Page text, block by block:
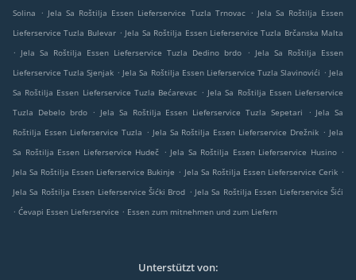
Solina
. Jela Sa Roštilja Essen Lieferservice Tuzla Trnovac . Jela Sa Roštilja Essen
Lieferservice Tuzla Bulevar . Jela Sa Roštilja Essen Lieferservice Tuzla Brčanska Malta
. Jela Sa Roštilja Essen Lieferservice Tuzla Dedino brdo . Jela Sa Roštilja Essen
Lieferservice Tuzla Sjenjak . Jela Sa Roštilja Essen Lieferservice Tuzla Slavinovići . Jela
Sa Roštilja Essen Lieferservice Tuzla Bećarevac . Jela Sa Roštilja Essen Lieferservice
Tuzla Debelo brdo
. Jela Sa Roštilja Essen Lieferservice Tuzla Sepetari . Jela Sa
Roštilja Essen Lieferservice Tuzla . Jela Sa Roštilja Essen Lieferservice Drežnik . Jela
Sa Roštilja Essen Lieferservice Hudeč . Jela Sa Roštilja Essen Lieferservice Husino .
Jela Sa Roštilja Essen Lieferservice Bukinje . Jela Sa Roštilja Essen Lieferservice Cerik .
Jela Sa Roštilja Essen Lieferservice Šićki Brod . Jela Sa Roštilja Essen Lieferservice Šići
. Ćevapi Essen Lieferservice . Essen zum mitnehmen und zum Liefern
Unterstützt von: